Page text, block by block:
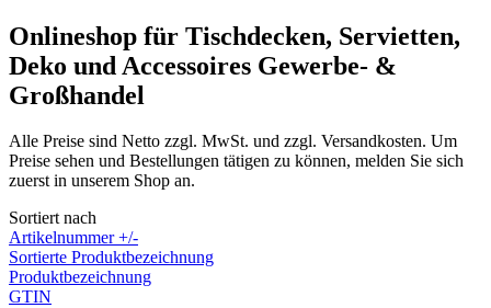
Onlineshop für Tischdecken, Servietten,
Deko und Accessoires Gewerbe- &
Großhandel
Alle Preise sind Netto zzgl. MwSt. und zzgl. Versandkosten. Um
Preise sehen und Bestellungen tätigen zu können, melden Sie sich
zuerst in unserem Shop an.
Sortiert nach
Artikelnummer +/-
Sortierte Produktbezeichnung
Produktbezeichnung
GTIN